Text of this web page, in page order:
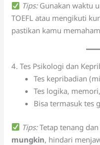
Tips:Gunakan waktu
TOEFL atau mengikuti
pastikan kamu
4. Tes Psikologi dan
Tes kepribadian
Tes logika,
Bisa termasuk tes
Tips:Tetap tenang
mungkin, hindari